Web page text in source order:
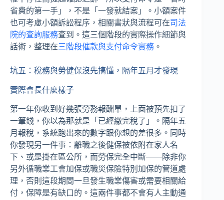
省費的第一手」，不是「一發就結案」。小額案件
也可考慮小額訴訟程序，相關書狀與流程可在司法
院的查詢服務查到。這三個階段的實際操作細節與
話術，整理在三階段催款與支付命令實務 。
坑五：稅務與勞健保沒先搞懂，隔年五月才發現
實際會長什麼樣子
第一年你收到好幾張勞務報酬單，上面被預先扣了
一筆錢，你以為那就是「已經繳完稅了」。隔年五
月報稅，系統跑出來的數字跟你想的差很多。同時
你發現另一件事：離職之後健保被依附在家人名
下、或是掛在區公所，而勞保完全中斷——除非你
另外循職業工會加保或職災保險特別加保的管道處
理，否則這段期間一旦發生職業傷害或需要相關給
付，保障是有缺口的。這兩件事都不會有人主動通